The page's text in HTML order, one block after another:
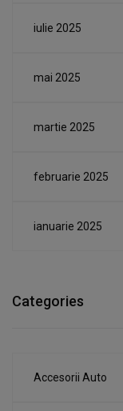
iulie 2025
mai 2025
martie 2025
februarie 2025
ianuarie 2025
Categories
Accesorii Auto